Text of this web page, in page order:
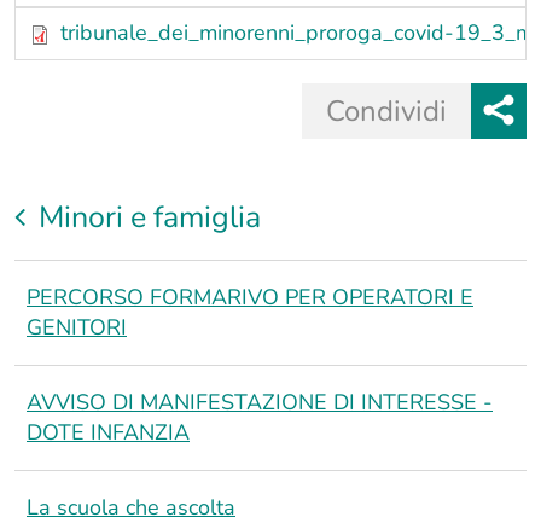
tribunale_dei_minorenni_proroga_covid-
Condividi
Minori e famiglia
PERCORSO FORMARIVO PER OPERATORI E
GENITORI
AVVISO DI MANIFESTAZIONE DI INTERESSE -
DOTE INFANZIA
La scuola che ascolta